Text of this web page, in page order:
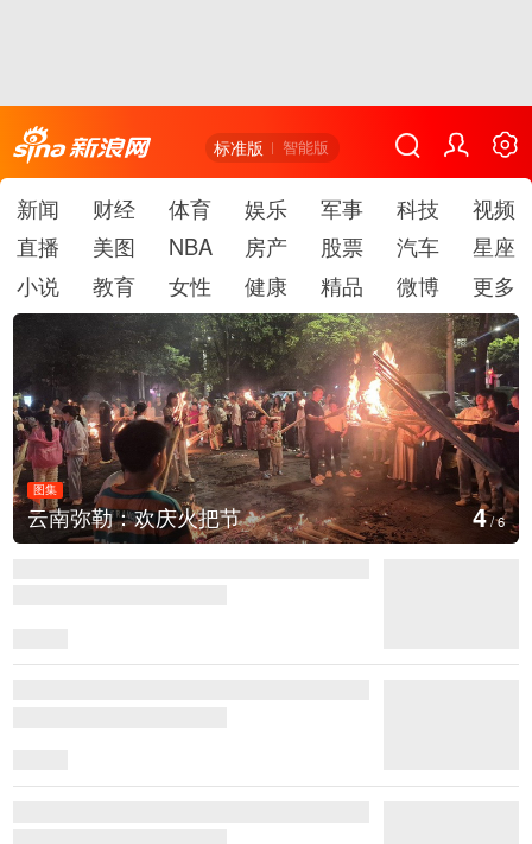
标准版 智能版
新闻 财经 体育 娱乐 军事 科技
视频
直播
美图 NBA 房产 股票 汽车
星座
小说
教育 女性 健康 精品 微博 更多
图集
江西铅山：千灯点亮葛仙村 5/6